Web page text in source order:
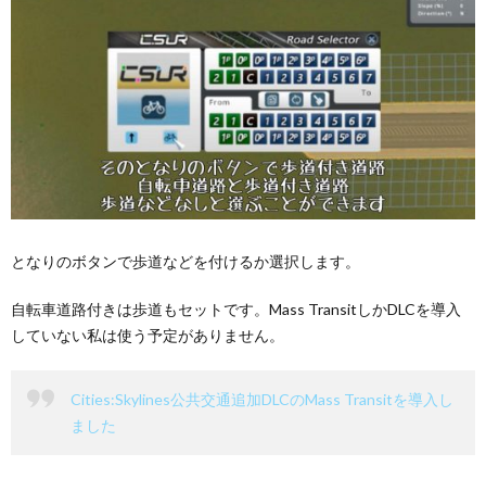
となりのボタンで歩道などを付けるか選択します。
自転車道路付きは歩道もセットです。Mass TransitしかDLCを導入
していない私は使う予定がありません。
Cities:Skylines公共交通追加DLCのMass Transitを導入し
ました